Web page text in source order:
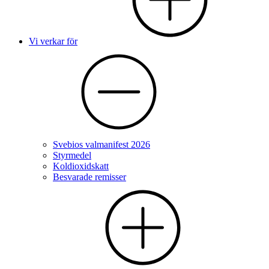
Vi verkar för
Svebios valmanifest 2026
Styrmedel
Koldioxidskatt
Besvarade remisser